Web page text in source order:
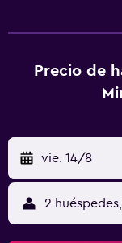
Precio de
vie. 14/8
2